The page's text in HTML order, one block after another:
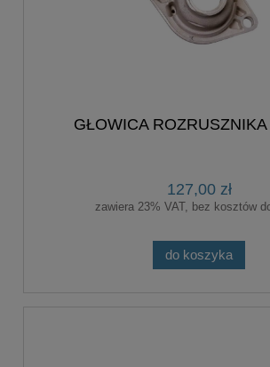
GŁOWICA
127,00 zł
zawiera 23% VAT, bez kosztów
do koszyka